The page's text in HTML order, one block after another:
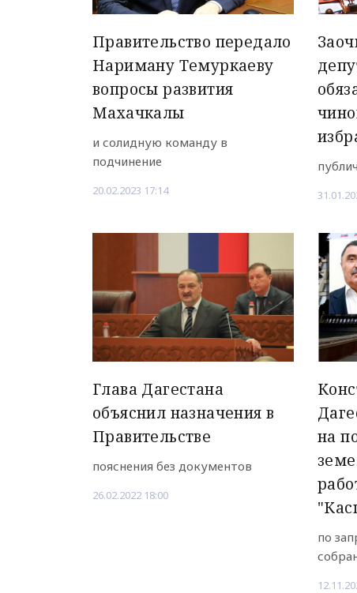
Правительство передало
Нариману Темуркаеву
вопросы развития
Махачкалы
и солидную команду в
подчинение
20.02.2023 17:14
Глава Дагестана
объяснил назначения в
Правительстве
пояснения без документов
26.02.2022 18:00
на
по